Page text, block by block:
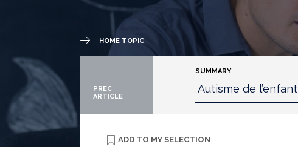
HOME TOPIC
PREC
ARTICLE
SUMMARY
ADD TO MY SELECTION